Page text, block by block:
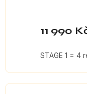
11 990
STAGE 1 = 4